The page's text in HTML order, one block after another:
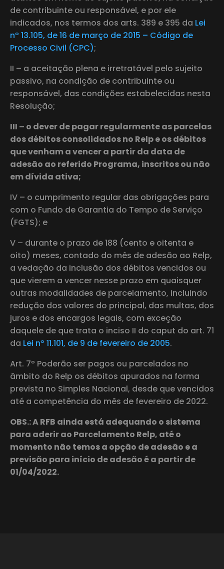
de contribuinte ou responsável, e por ele
indicados, nos termos dos arts. 389 e 395 da Lei
nº 13.105, de 16 de março de 2015 – Código de
Processo Civil (CPC);
II – a aceitação plena e irretratável pelo sujeito
passivo, na condição de contribuinte ou
responsável, das condições estabelecidas nesta
Resolução;
III – o dever de pagar regularmente as parcelas
dos débitos consolidados no Relp e os débitos
que venham a vencer a partir da data de
adesão ao referido Programa, inscritos ou não
em dívida ativa;
IV – o cumprimento regular das obrigações para
com o Fundo de Garantia do Tempo de Serviço
(FGTS); e
V – durante o prazo de 188 (cento e oitenta e
oito) meses, contado do mês de adesão ao Relp,
a vedação da inclusão dos débitos vencidos ou
que vierem a vencer nesse prazo em quaisquer
outras modalidades de parcelamento, incluindo
redução dos valores do principal, das multas, dos
juros e dos encargos legais, com exceção
daquele de que trata o inciso II do caput do art. 71
da Lei nº 11.101, de 9 de fevereiro de 2005.
Art. 7º Poderão ser pagos ou parcelados no
âmbito do Relp os débitos apurados na forma
prevista no Simples Nacional, desde que vencidos
até a competência do mês de fevereiro de 2022.
OBS.: A RFB ainda está adequando o sistema
para aderir ao Parcelamento Relp, até o
momento não temos a opção de adesão e a
previsão para início de adesão é a partir de
01/04/2022.